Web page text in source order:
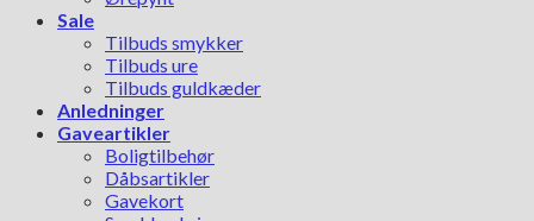
Sale
Tilbuds smykker
Tilbuds ure
Tilbuds guldkæder
Anledninger
Gaveartikler
Boligtilbehør
Dåbsartikler
Gavekort